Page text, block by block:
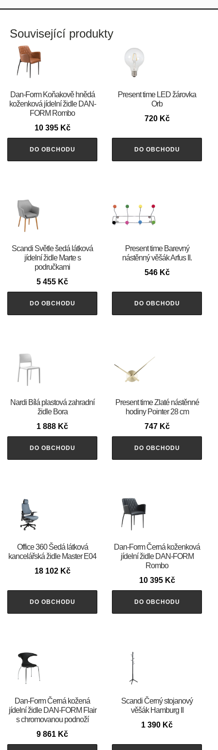
Související produkty
​​​​​Dan-Form Koňakově hnědá
koženková jídelní židle DAN-
FORM Rombo
10 395 Kč
DO OBCHODU
Present time LED žárovka
Orb
720 Kč
DO OBCHODU
Scandi Světle šedá látková
jídelní židle Marte s
područkami
5 455 Kč
DO OBCHODU
Present time Barevný
nástěnný věšák Arfus II.
546 Kč
DO OBCHODU
Nardi Bílá plastová zahradní
židle Bora
1 888 Kč
DO OBCHODU
Present time Zlaté nástěnné
hodiny Pointer 28 cm
747 Kč
DO OBCHODU
Office 360 Šedá látková
kancelářská židle Master E04
18 102 Kč
DO OBCHODU
​​​​​Dan-Form Černá koženková
jídelní židle DAN-FORM
Rombo
10 395 Kč
DO OBCHODU
​​​​​Dan-Form Černá kožená
jídelní židle DAN-FORM Flair
s chromovanou podnoží
9 861 Kč
Scandi Černý stojanový
věšák Hamburg II
1 390 Kč